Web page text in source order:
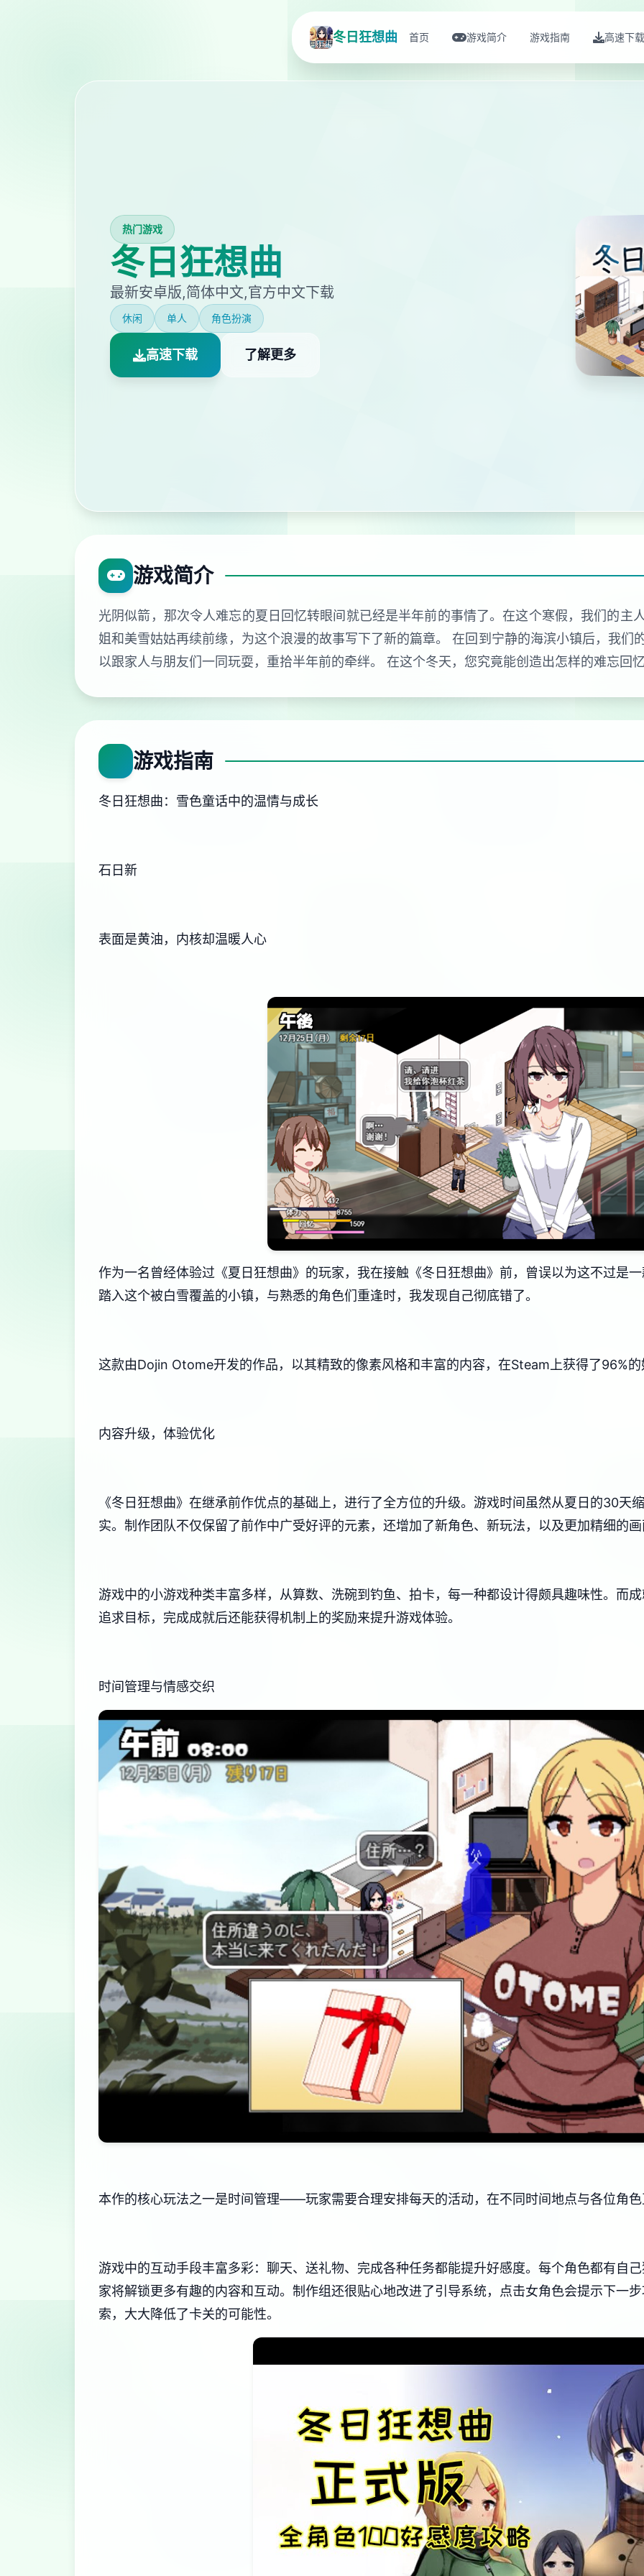
冬日狂想曲 首页 游戏简介 游戏指南 高速下载
热门游戏
冬日狂想曲
最新安卓版,简体中文,官方中文下载
休闲 单人 角色扮演
高速下载 了解更多
游戏简介
光阴似箭，那次令人难忘的夏日回忆转眼间就已经是半年前的事情了。在这个寒假，我们的主
姐和美雪姑姑再续前缘，为这个浪漫的故事写下了新的篇章。 在回到宁静的海滨小镇后，我们
以跟家人与朋友们一同玩耍，重拾半年前的牵绊。 在这个冬天，您究竟能创造出怎样的难忘回
游戏指南
冬日狂想曲：雪色童话中的温情与成长
石日新
表面是黄油，内核却温暖人心
作为一名曾经体验过《夏日狂想曲》的玩家，我在接触《冬日狂想曲》前，曾误以为这不过是
踏入这个被白雪覆盖的小镇，与熟悉的角色们重逢时，我发现自己彻底错了。
这款由Dojin Otome开发的作品，以其精致的像素风格和丰富的内容，在Steam上获得了​​96%
内容升级，体验优化
《冬日狂想曲》在继承前作优点的基础上，进行了全方位的升级。游戏时间虽然从夏日的30天
实。制作团队不仅保留了前作中广受好评的元素，还增加了​​新角色、新玩法​​，以及更加精细的
游戏中的小游戏种类丰富多样，从算数、洗碗到钓鱼、拍卡，每一种都设计得颇具趣味性。而​​
追求目标，完成成就后还能获得机制上的奖励来提升游戏体验。
时间管理与情感交织
本作的核心玩法之一是时间管理——玩家需要合理安排每天的活动，在不同时间地点与各位角
游戏中的​​互动手段丰富多彩​​：聊天、送礼物、完成各种任务都能提升好感度。每个角色都有自
家将解锁更多有趣的内容和互动。制作组还很贴心地改进了引导系统，点击女角色会提示下一
索，大大降低了卡关的可能性。